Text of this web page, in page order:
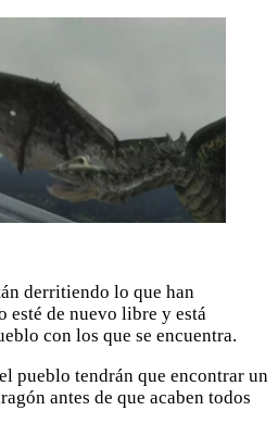
derritiendo lo que han
esté de nuevo libre y está
con los que se encuentra.
pueblo tendrán que encontrar un
antes de que acaben todos